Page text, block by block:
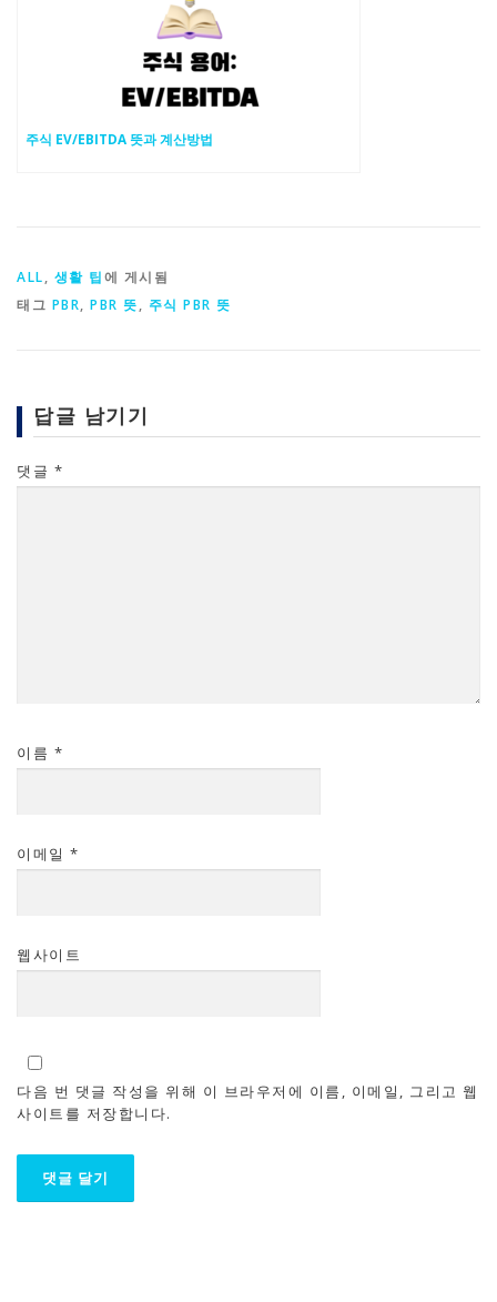
주식 EV/EBITDA 뜻과 계산방법
ALL, 생활 팁에 게시됨
태그 PBR, PBR 뜻, 주식 PBR 뜻
답글 남기기
댓글 *
이름 *
이메일 *
웹사이트
다음 번 댓글 작성을 위해 이 브라우저에 이름, 이메일, 그리고 웹
사이트를 저장합니다.